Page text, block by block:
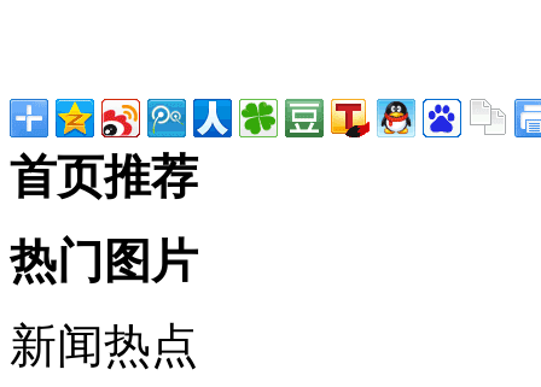
首页推荐
热门图片
新闻热点